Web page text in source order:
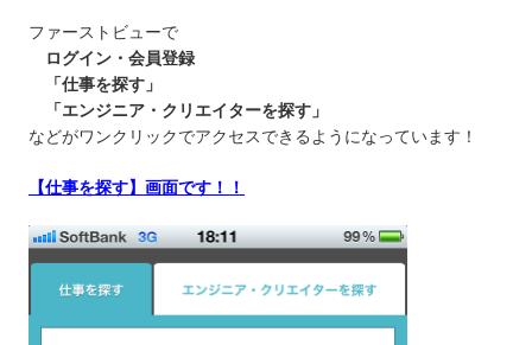
ファーストビューで
ログイン・会員登録
「仕事を探す」
「エンジニア・クリエイターを探す」
などがワンクリックでアクセスできるようになっています！
【仕事を探す】画面です！！